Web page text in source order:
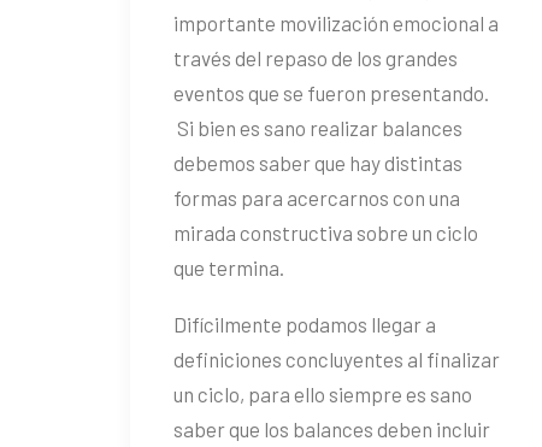
importante movilización emocional a
través del repaso de los grandes
eventos que se fueron presentando.
Si bien es sano realizar balances
debemos saber que hay distintas
formas para acercarnos con una
mirada constructiva sobre un ciclo
que termina.
Difícilmente podamos llegar a
definiciones concluyentes al finalizar
un ciclo, para ello siempre es sano
saber que los balances deben incluir